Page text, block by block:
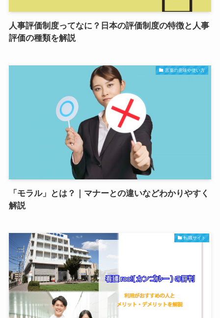
人事評価制度ってなに？日本の評価制度の特徴と人事
評価の種類を解説
言葉の意味や使い方
「モラル」とは？｜マナーとの違いなどわかりやすく
解説
転職サイト